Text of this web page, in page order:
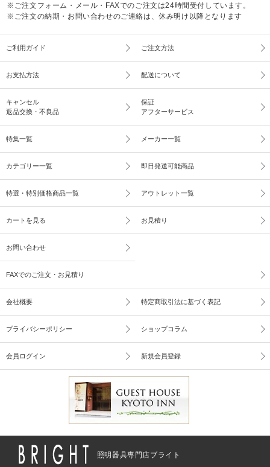
※ご注文フォーム・メール・FAXでのご注文は24時間受付しています。
※ご注文の納期・お問い合わせのご連絡は、休み明け以降となります
ご利用ガイド ご注文方法
お支払方法 配送について
キャンセル
返品交換・不良品
保証
アフターサービス
特集一覧 メーカー一覧
カテゴリー一覧 即日発送可能商品
特選・特別価格商品一覧 アウトレット一覧
カートを見る お見積り
お問い合わせ
FAXでのご注文・お見積り
会社概要 特定商取引法に基づく表記
プライバシーポリシー ショップコラム
会員ログイン 新規会員登録
照明器具専門店ブライト